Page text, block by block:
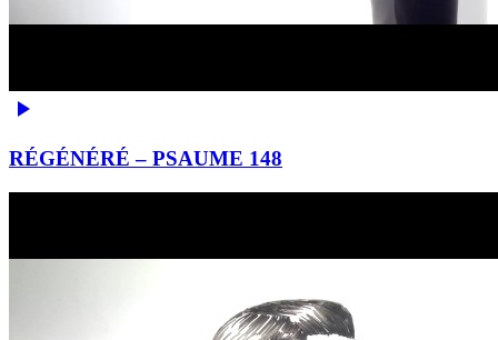
RÉGÉNÉRÉ – PSAUME 148